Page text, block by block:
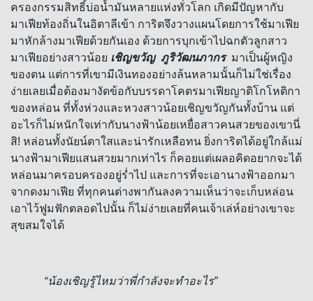
ครองกรรมสิทธิ์บ่อน้ำมันหลายแห่งทั่วโลก เกิดมีปัญหากับ
มาเฟียท้องถิ่นในอิตาลีเข้า การิตจึงวางแผนโดยการใช้มาเฟีย
มาหักล้างมาเฟียด้วยกันเอง ด้วยการบุกเข้าไปฉกตัวลูกสาว
มาเฟียอย่างสาวน้อย เชิญขวัญ ภูริวัฒนภากร มาเป็นผู้หญิง
ของตน แต่การที่เขามีเงินทองอย่างล้นหลามนั้นก็ไม่ใช่เรื่อง
ง่ายเลยเมื่อต้องมางัดข้อกับบรรดาโคตรมาเฟียญาติโกโหติกา
ของหล่อน ที่ทั้งห่วงและหวงสาวน้อยเชิญขวัญกันทั้งบ้าน แต่
อะไรก็ไม่หนักใจเท่ากับนางฟ้าน้อยเหยื่อสาวคนสวยของเขานี่
สิ! หล่อนทั้งนัยน์ตาใสและน่ารักเหลือทน ยิ่งการิตได้อยู่ใกล้แม่
นางฟ้ามาเฟียแสนสวยมากเท่าไร ก็คอยแต่เผลอคิดอยากจะได้
หล่อนมาครอบครองอยู่ร่ำไป และการที่จะเอานางฟ้าออกมา
จากดงมาเฟีย ที่ทุกคนต่างพากันลงความเห็นว่าจะเก็บหล่อน
เอาไว้ฟูมฟักตลอดไปนั้น ก็ไม่ง่ายเลยที่คนเจ้าเล่ห์อย่างเขาจะ
สุขสมใจได้
“น้องเชิญรู้ไหมว่าพี่กำลังจะทำอะไร”